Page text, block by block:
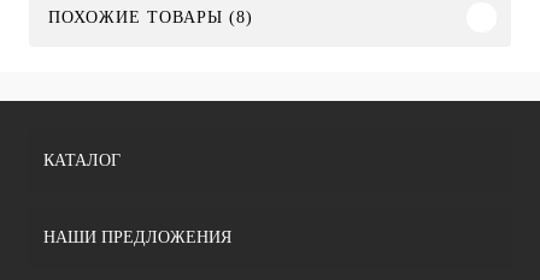
ПОХОЖИЕ ТОВАРЫ (8)
КАТАЛОГ
НАШИ ПРЕДЛОЖЕНИЯ